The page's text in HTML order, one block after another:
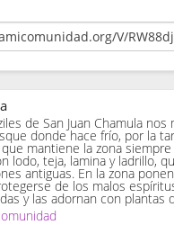
de San Juan Chamula nos
donde hace frío, por la
mantiene la zona siempre
lodo, teja, lamina y ladrillo,
antiguas. En la zona
de los malos
y las adornan con plantas